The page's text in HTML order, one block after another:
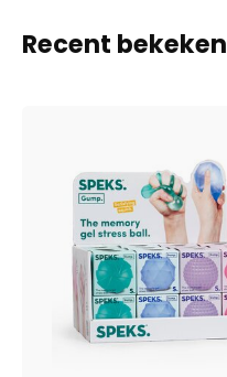
Recent bekeken